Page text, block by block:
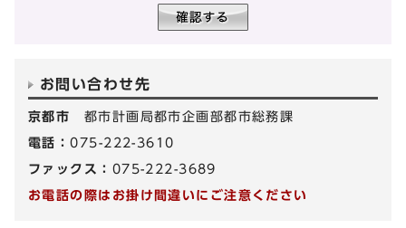
お問い合わせ先
京都市 都市計画局都市企画部都市総務課
電話：075-222-3610
ファックス： 075-222-3689
お電話の際はお掛け間違いにご注意ください